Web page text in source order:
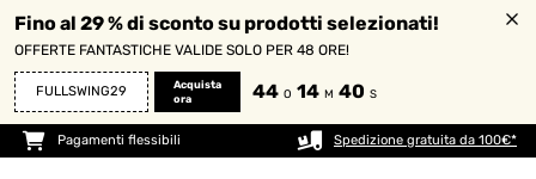
Fino al 29 % di sconto su prodotti selezionati!
OFFERTE FANTASTICHE VALIDE SOLO PER 48 ORE!
FULLSWING29
Acquista
ora
44 O 14 M 40 S
Pagamenti flessibili Spedizione gratuita da 100€*